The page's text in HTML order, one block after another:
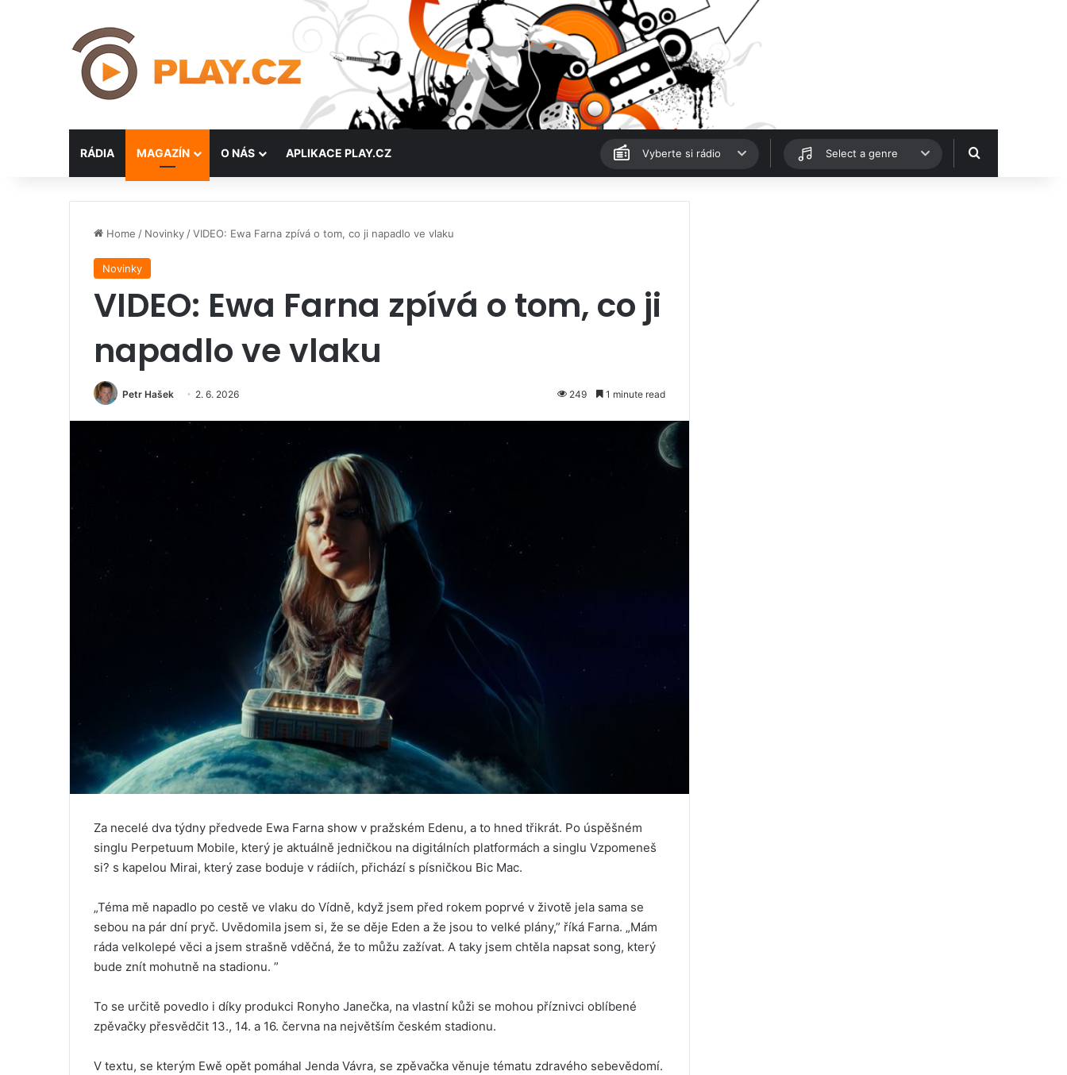
RÁDIA MAGAZÍN O NÁS APLIKACE PLAY.CZ Vyberte si rádio Select a genre Hledat
Home / Novinky /VIDEO: Ewa Farna zpívá o tom, co ji napadlo ve vlaku
Novinky
VIDEO: Ewa Farna zpívá o tom, co ji
napadlo ve vlaku
Petr Hašek 2. 6. 2026 249 1 minute read
Za necelé dva týdny předvede Ewa Farna show v pražském Edenu, a to hned třikrát. Po úspěšném
singlu Perpetuum Mobile, který je aktuálně jedničkou na digitálních platformách a singlu Vzpomeneš
si? s kapelou Mirai, který zase boduje v rádiích, přichází s písničkou Bic Mac.
„Téma mě napadlo po cestě ve vlaku do Vídně, když jsem před rokem poprvé v životě jela sama se
sebou na pár dní pryč. Uvědomila jsem si, že se děje Eden a že jsou to velké plány,” říká Farna. „Mám
ráda velkolepé věci a jsem strašně vděčná, že to můžu zažívat. A taky jsem chtěla napsat song, který
bude znít mohutně na stadionu. ”
To se určitě povedlo i díky produkci Ronyho Janečka, na vlastní kůži se mohou příznivci oblíbené
zpěvačky přesvědčit 13., 14. a 16. června na největším českém stadionu.
V textu, se kterým Ewě opět pomáhal Jenda Vávra, se zpěvačka věnuje tématu zdravého sebevědomí.